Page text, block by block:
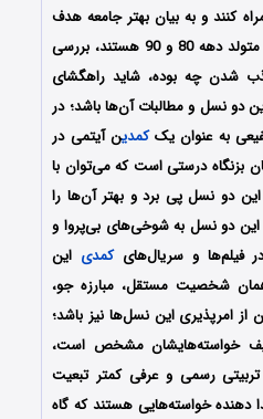
کنند و به بیان بهتر جامعه هدف
بسیاری از این فیلم‌ها دو نسل متولد دهه 80 و 90 هستند، بررسی
شدن چه بوده، شاید راهگشای
دو نسل و مطالبات آن‌ها باشد؛ در
به عنوان یککمدین آیتمی در
بزنگاه درستی است که می‌توان با
دو نسل پی برد و بهتر آن‌ها را
دو نسل به شوخی‌های بی‌پروا و
فیلم‌ها و سریال‌هایکمدی این
شخصیت مستقل، مبارزه جو،
از امرپذیری این نسل‌ها نیز باشد؛
خواسته‌هایشان مشخص است،
رسمی و عرفی کمتر تبعیت
دهنده خواسته‌هایی هستند که گاه